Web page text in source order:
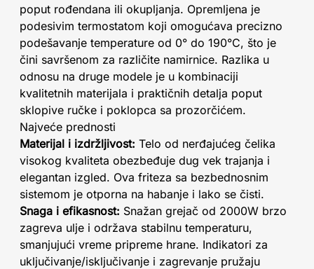
poput rođendana ili okupljanja. Opremljena je
podesivim termostatom koji omogućava precizno
podešavanje temperature od 0° do 190°C, što je
čini savršenom za različite namirnice. Razlika u
odnosu na druge modele je u kombinaciji
kvalitetnih materijala i praktičnih detalja poput
sklopive ručke i poklopca sa prozorčićem.
Najveće prednosti
Materijal i izdržljivost: Telo od nerđajućeg čelika
visokog kvaliteta obezbeđuje dug vek trajanja i
elegantan izgled. Ova friteza sa bezbednosnim
sistemom je otporna na habanje i lako se čisti.
Snaga i efikasnost: Snažan grejač od 2000W brzo
zagreva ulje i održava stabilnu temperaturu,
smanjujući vreme pripreme hrane. Indikatori za
uključivanje/isključivanje i zagrevanje pružaju